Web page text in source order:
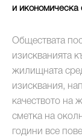
и икономическа
Обществата
изискванията
жилищната
изисквания,
качеството на
сметка на
години все